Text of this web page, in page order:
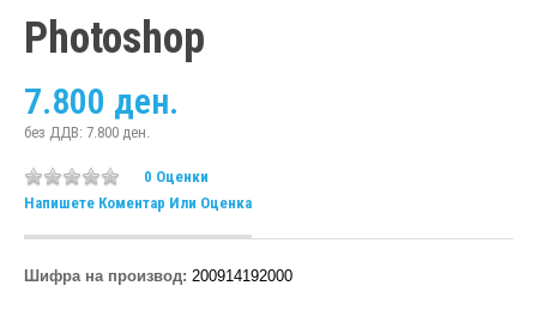
Photoshop
7.800 ден.
без ДДВ: 7.800 ден.
0 Оценки
Напишете Коментар Или Оценка
Шифра на производ: 200914192000